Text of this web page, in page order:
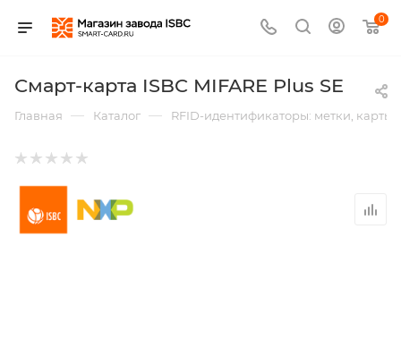
0
Смарт-карта ISBC MIFARE Plus SE
Главная — Каталог — RFID-идентификаторы: метки,